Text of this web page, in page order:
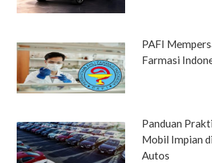
PAFI
Farmasi
Panduan
Mobil Impian
Autos